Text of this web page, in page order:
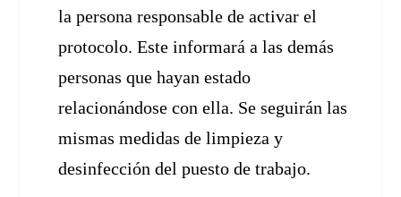
la persona responsable de activar el
protocolo. Este informará a las demás
personas que hayan estado
relacionándose con ella. Se seguirán las
mismas medidas de limpieza y
desinfección del puesto de trabajo.